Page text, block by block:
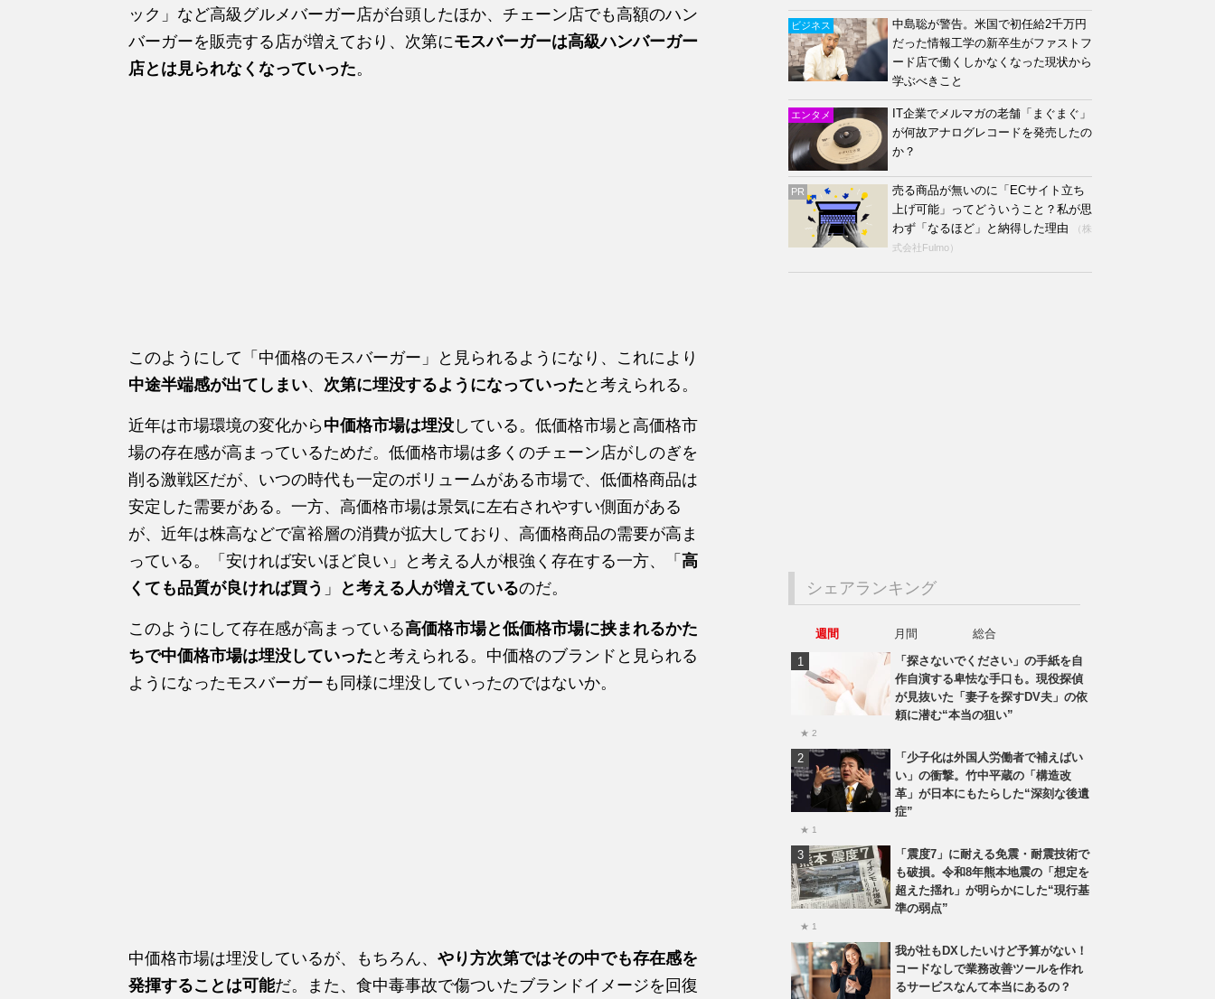
ック」など高級グルメバーガー店が台頭したほか、チェーン店でも高額のハン
バーガーを販売する店が増えており、次第にモスバーガーは高級ハンバーガー
店とは見られなくなっていった。
このようにして「中価格のモスバーガー」と見られるようになり、これにより
中途半端感が出てしまい、 次第に埋没するようになっていった と考えられる。
近年は市場環境の変化から 中価格市場は埋没 している。低価格市場と高価格市
場の存在感が高まっているためだ。低価格市場は多くのチェーン店がしのぎを
削る激戦区だが、いつの時代も一定のボリュームがある市場で、低価格商品は
安定した需要がある。一方、高価格市場は景気に左右されやすい側面がある
が、近年は株高などで富裕層の消費が拡大しており、高価格商品の需要が高ま
っている。「安ければ安いほど良い」と考える人が根強く存在する一方、「 高
くても品質が良ければ買う 」 と考える人が増えているのだ。
このようにして存在感が高まっている高価格市場と低価格市場に挟まれるかた
ちで中価格市場は埋没していった と考えられる。中価格のブランドと見られる
ようになったモスバーガーも同様に埋没していったのではないか。
中価格市場は埋没しているが、もちろん、 やり方次第ではその中でも存在感を
発揮することは可能だ。また、食中毒事故で傷ついたブランドイメージを回復
ビジネス
中島聡が警告。米国で初任給2千万円
だった情報工学の新卒生がファストフ
ード店で働くしかなくなった現状から
学ぶべきこと
エンタメ
IT企業でメルマガの老舗「まぐまぐ」
が何故アナログレコードを発売したの
か？
PR
売る商品が無いのに「ECサイト立ち
上げ可能」ってどういうこと？私が思
わず「なるほど」と納得した理由
（株
式会社Fulmo）
シェアランキング
週間 月間
総合
「探さないでください」の手紙を自
作自演する卑怯な手口も。現役探偵
が見抜いた「妻子を探すDV夫」の依
頼に潜む“本当の狙い”
★ 2
「少子化は外国人労働者で補えばい
い」の衝撃。竹中平蔵の「構造改
革」が日本にもたらした“深刻な後遺
症”
★ 1
「震度7」に耐える免震・耐震技術で
も破損。令和8年熊本地震の「想定を
超えた揺れ」が明らかにした“現行基
準の弱点”
★ 1
我が社もDXしたいけど予算がない！
コードなしで業務改善ツールを作れ
るサービスなんて本当にあるの？